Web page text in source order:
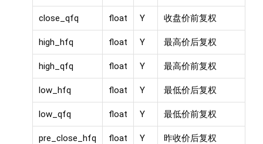
close_qfq float Y 收盘价前复权
high_hfq float Y 最高价后复权
high_qfq float Y 最高价前复权
low_hfq float Y 最低价后复权
low_qfq float Y 最低价前复权
pre_close_hfq float Y 昨收价后复权